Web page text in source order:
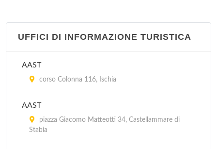
UFFICI DI INFORMAZIONE TURISTICA
AAST
corso Colonna 116, Ischia
AAST
piazza Giacomo Matteotti 34, Castellammare di
Stabia